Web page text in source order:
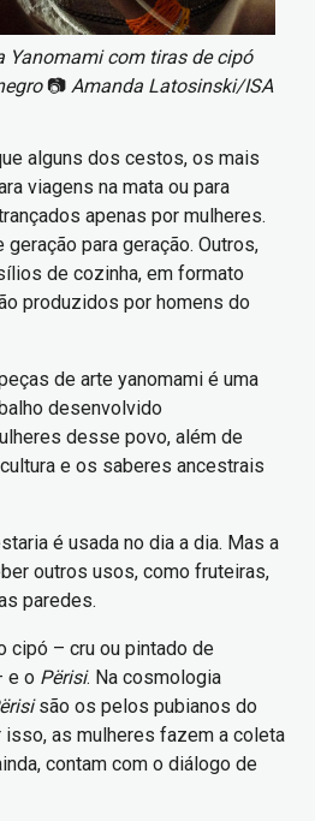
Yanomami com tiras de cipó
📷 Amanda Latosinski/ISA
alguns dos cestos, os mais
viagens na mata ou para
apenas por mulheres.
para geração. Outros,
de cozinha, em formato
produzidos por homens do
de arte yanomami é uma
desenvolvido
desse povo, além de
e os saberes ancestrais
é usada no dia a dia. Mas a
outros usos, como fruteiras,
paredes.
cipó – cru ou pintado de
e o Përisi. Na cosmologia
são os pelos pubianos do
as mulheres fazem a coleta
contam com o diálogo de